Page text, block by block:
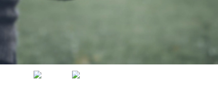
MAROGEST NOS ÉQUIPES